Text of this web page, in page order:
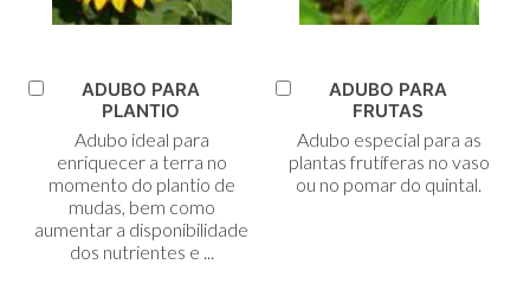
Adicionar
Carrinho
ADUBO PARA
PLANTIO
Adubo ideal para
enriquecer a terra no
momento do plantio de
mudas, bem como
aumentar a disponibilidade
dos nutrientes e ...
Adicionar
Carrinho
ADUBO PARA
FRUTAS
Adubo especial para as
plantas frutíferas no vaso
ou no pomar do quintal.